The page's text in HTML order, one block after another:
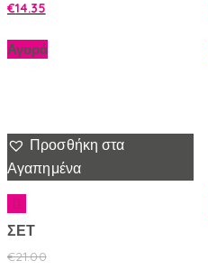
€14.35
Αγορά
Προσθήκη στα
Αγαπημένα
ΣΕΤ
€21.00